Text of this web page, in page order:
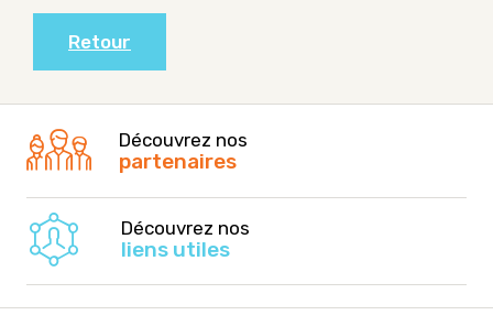
Retour
Découvrez nos
partenaires
Découvrez nos
liens utiles